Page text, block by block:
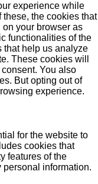
experience while
the cookies that
your browser as
functionalities of the
that help us analyze
These cookies will
You also
But opting out of
experience.
for the website to
cookies that
features of the
information.